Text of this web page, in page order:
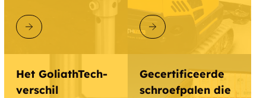
ONTDEK GOLIATHTECH ONTDEK GOLIATHTECH
Het GoliathTech-
verschil
Gecertificeerde
schroefpalen die